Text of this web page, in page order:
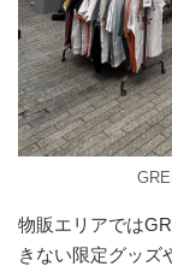
物販エリアでは
きない限定グッズ